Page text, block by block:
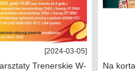
[2024-03-05]
Trenerskie W-
Na